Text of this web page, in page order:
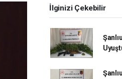
İlginizi Çekebilir